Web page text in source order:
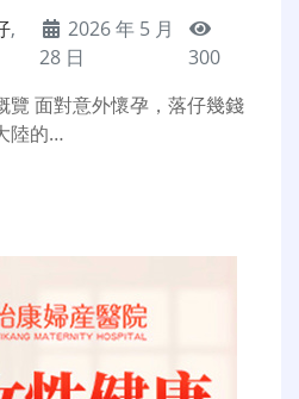
,
2026 年 5 月
28 日
300
覽 面對意外懷孕，落仔幾錢
陸的…